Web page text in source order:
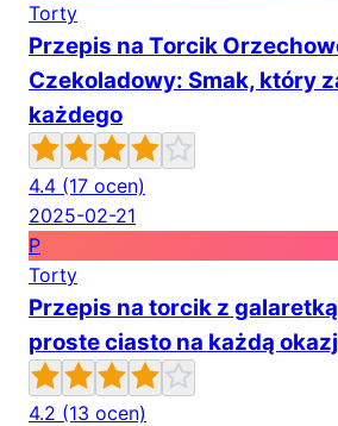
Torty
Przepis na Torcik
Czekoladowy: Smak, który
każdego
4.4 (17 ocen)
2025-02-21
P
Torty
Przepis na torcik z
proste ciasto na każdą
4.2 (13 ocen)